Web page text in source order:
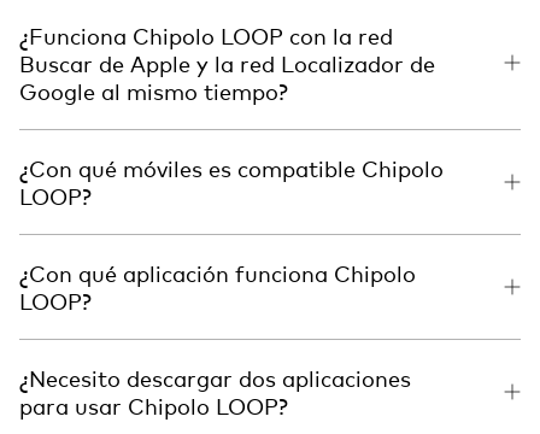
¿Funciona Chipolo LOOP con la red
Buscar de Apple y la red Localizador de
Google al mismo tiempo?
¿Con qué móviles es compatible Chipolo
LOOP?
¿Con qué aplicación funciona Chipolo
LOOP?
¿Necesito descargar dos aplicaciones
para usar Chipolo LOOP?